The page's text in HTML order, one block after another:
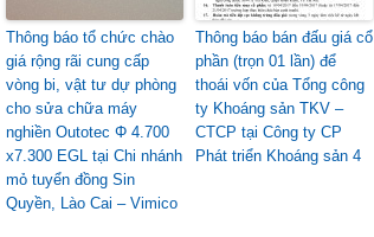
Thông báo tổ chức chào
giá rộng rãi cung cấp
vòng bi, vật tư dự phòng
cho sửa chữa máy
nghiền Outotec Φ 4.700
x7.300 EGL tại Chi nhánh
mỏ tuyển đồng Sin
Quyền, Lào Cai – Vimico
Thông báo bán đấu giá cổ
phần (trọn 01 lần) để
thoái vốn của Tổng công
ty Khoáng sản TKV –
CTCP tại Công ty CP
Phát triển Khoáng sản 4